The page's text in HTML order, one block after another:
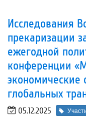
Исследования
прекаризации
ежегодной
конференции
экономические
глобальных
05.12.2025